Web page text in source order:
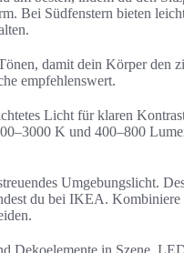
Bei Südfenstern bieten
damit dein Körper den
empfehlenswert.
Licht für klaren
K und 400–800
Umgebungslicht.
du bei IKEA.
Dekoelemente in Szene.